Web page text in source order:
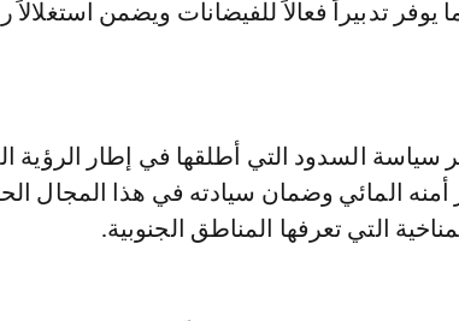
تدبيراً فعالاً للفيضانات ويضمن استغلالاً
سياسة السدود التي أطلقها في إطار الرؤية
أمنه المائي وضمان سيادته في هذا المجال
التي تعرفها المناطق الجنوبية.